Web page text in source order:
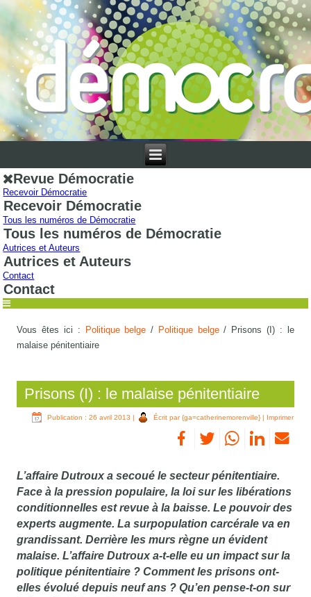
Revue Démocratie
Recevoir Démocratie
Recevoir Démocratie
Tous les numéros de Démocratie
Tous les numéros de Démocratie
Autrices et Auteurs
Autrices et Auteurs
Contact
Contact
Vous êtes ici : Politique belge / Politique belge/ Prisons (I) : le
malaise pénitentiaire
Prisons (I) : le malaise pénitentiaire
Publication : 26 avril 2013 | Écrit par {ga=catherinemorenville}| Imprimer
L’affaire Dutroux a secoué le secteur pénitentiaire.
Face à la pression populaire, la loi sur les libérations
conditionnelles est revue à la baisse. Le pouvoir des
experts augmente. La surpopulation carcérale va en
grandissant. Derrière les murs règne un évident
malaise. L’affaire Dutroux a-t-elle eu un impact sur la
politique pénitentiaire ? Comment les prisons ont-
elles évolué depuis neuf ans ? Qu’en pense-t-on sur